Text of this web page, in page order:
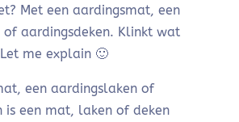
Met een aardingsmat, een
of aardingsdeken. Klinkt wat
me explain 🙂
een aardingslaken of
is een mat, laken of deken